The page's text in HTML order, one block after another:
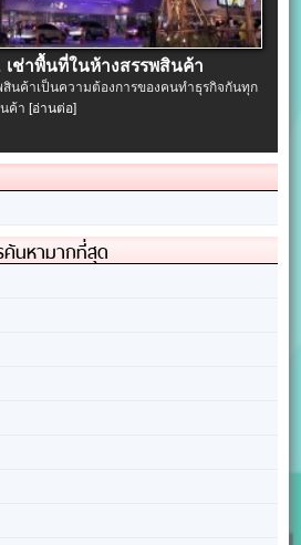
เช่าพื้นที่ในห้างสรรพสินค้า
นค้าเป็นความต้องการของคนทำธุรกิจกันทุก
นค้า[อ่านต่อ]
ค้นหามากที่สุด